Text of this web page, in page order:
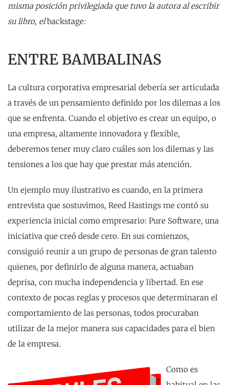
misma posición privilegiada que tuvo la autora al escribir
su libro, elbackstage:
ENTRE BAMBALINAS
La cultura corporativa empresarial debería ser articulada
a través de un pensamiento definido por los dilemas a los
que se enfrenta. Cuando el objetivo es crear un equipo, o
una empresa, altamente innovadora y flexible,
deberemos tener muy claro cuáles son los dilemas y las
tensiones a los que hay que prestar más atención.
Un ejemplo muy ilustrativo es cuando, en la primera
entrevista que sostuvimos, Reed Hastings me contó su
experiencia inicial como empresario: Pure Software, una
iniciativa que creó desde cero. En sus comienzos,
consiguió reunir a un grupo de personas de gran talento
quienes, por definirlo de alguna manera, actuaban
deprisa, con mucha independencia y libertad. En ese
contexto de pocas reglas y procesos que determinaran el
comportamiento de las personas, todos procuraban
utilizar de la mejor manera sus capacidades para el bien
de la empresa.
Como es